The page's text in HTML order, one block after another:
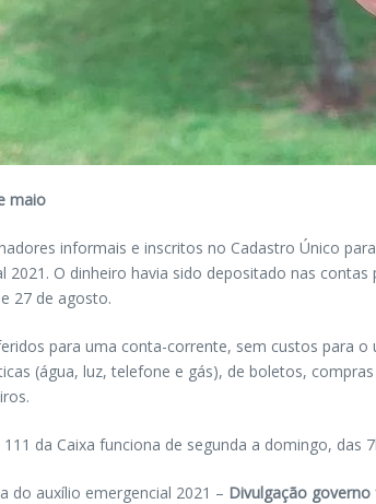
maio
informais e inscritos no Cadastro Único
2021. O dinheiro havia sido depositado nas
27 de agosto.
para uma conta-corrente, sem custos para
(água, luz, telefone e gás), de boletos,
da Caixa funciona de segunda a domingo, das
do auxílio emergencial 2021 – Divulgação governo